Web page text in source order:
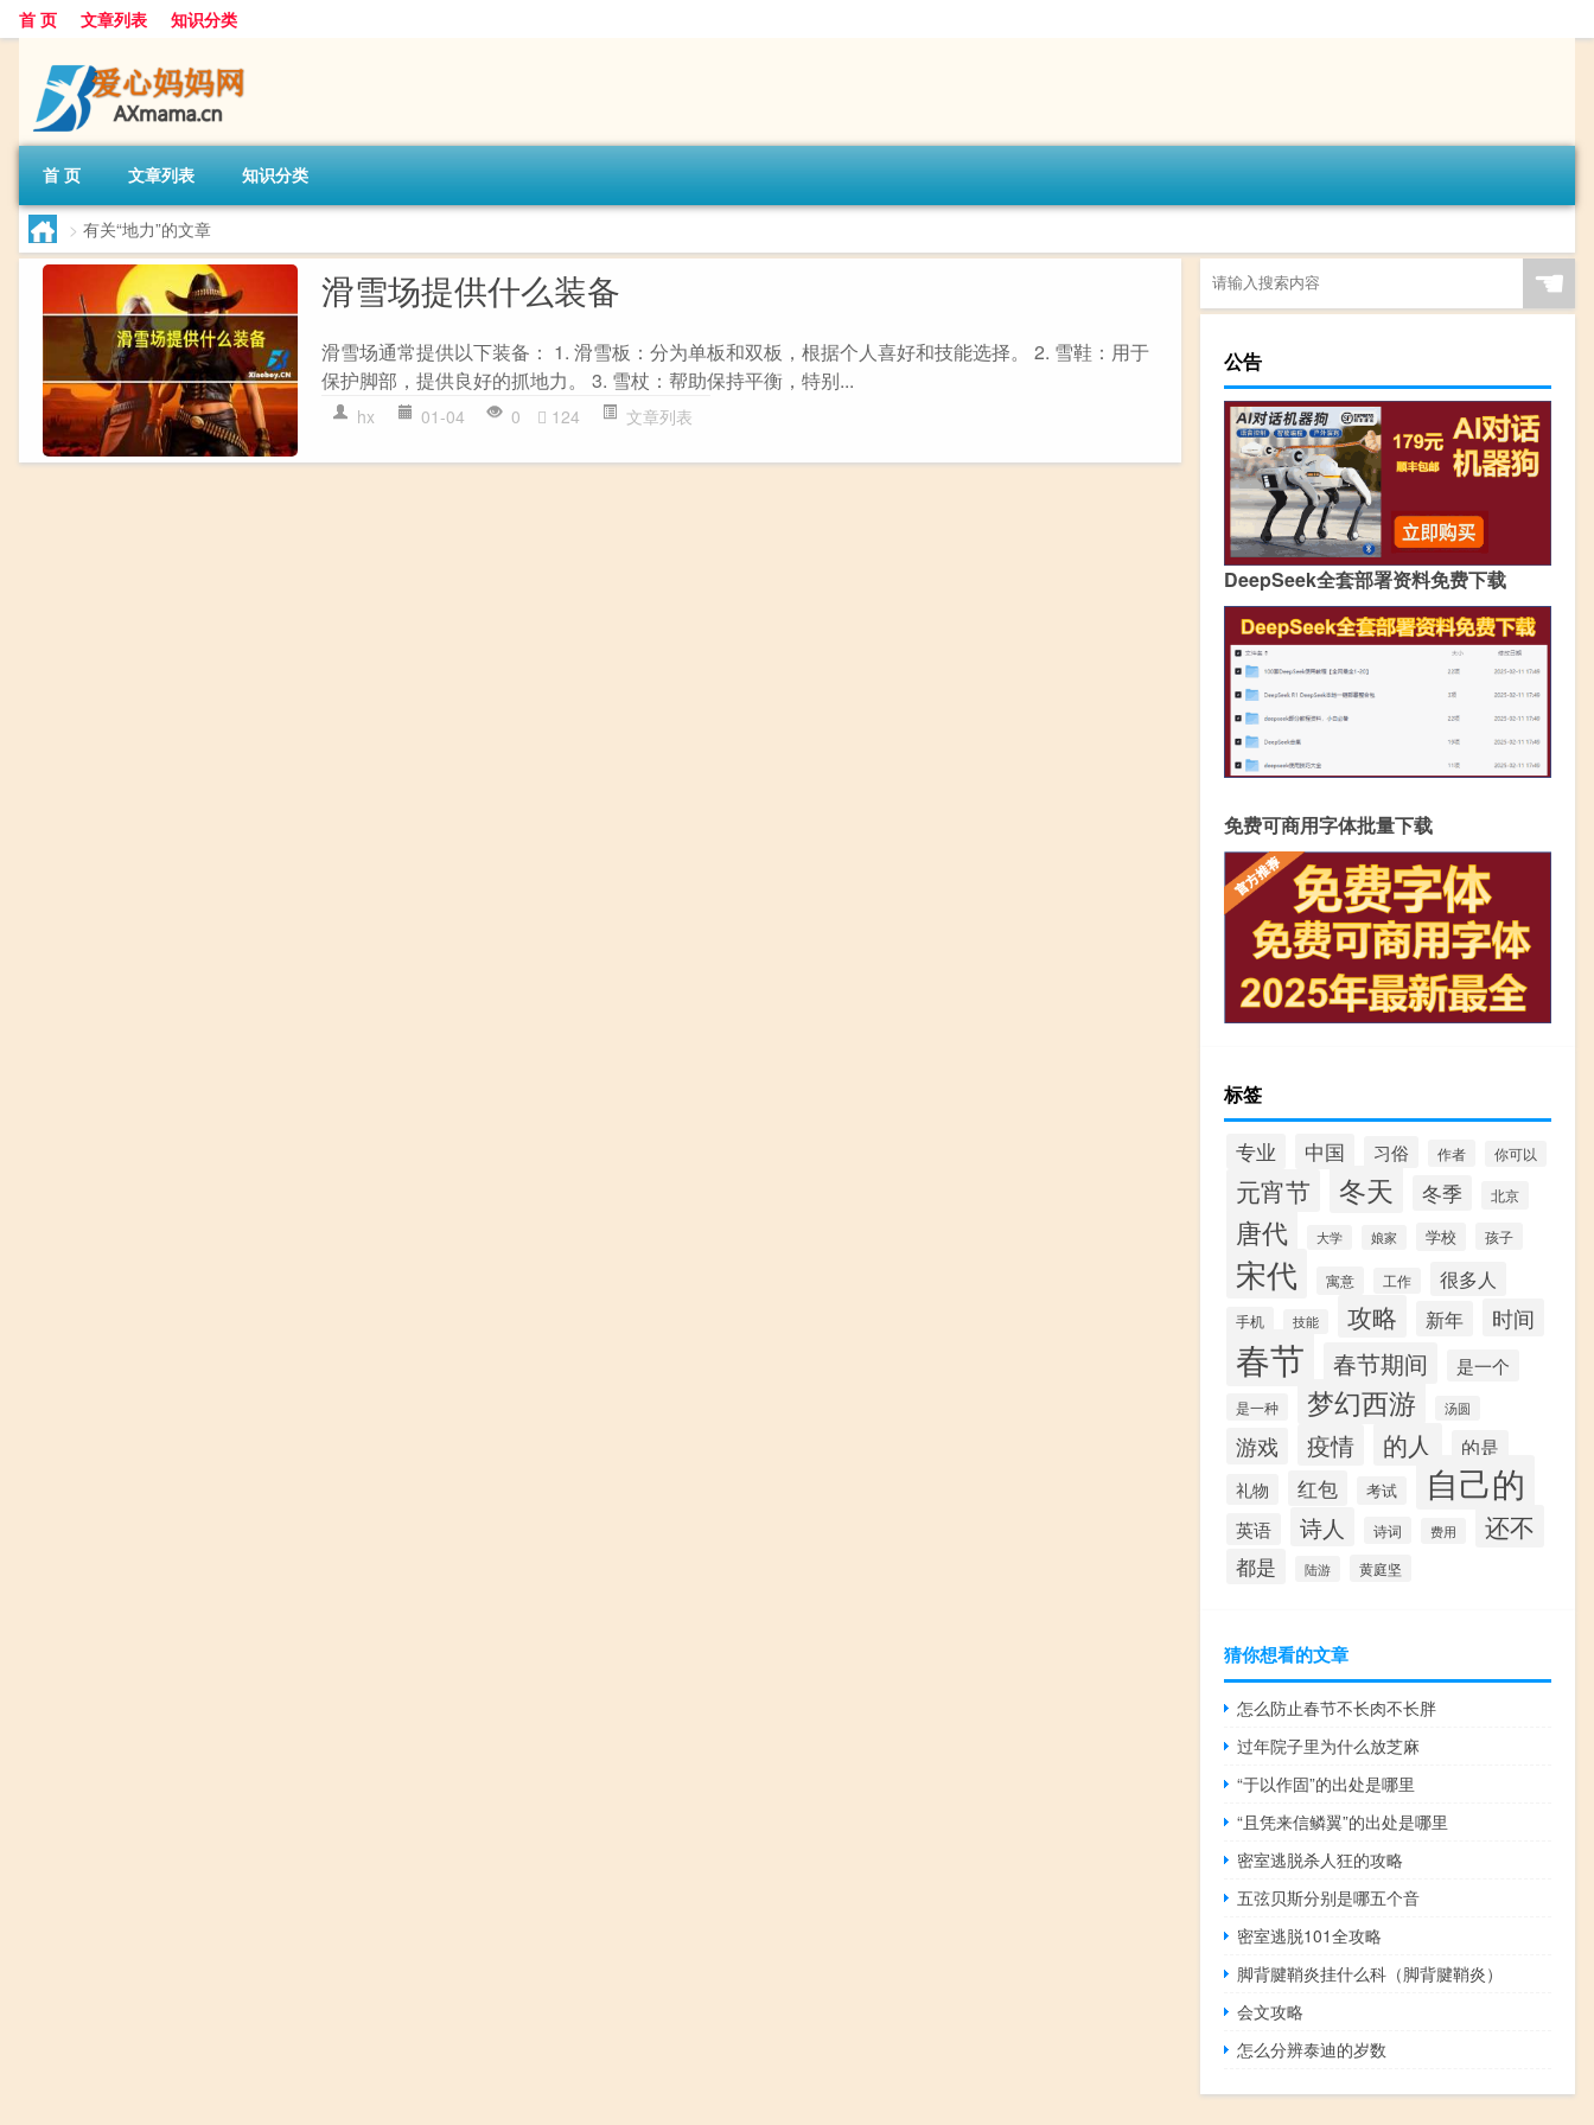
首 页 文章列表 知识分类
首 页 文章列表 知识分类
> 有关“地力”的文章
滑雪场提供什么装备
滑雪场通常提供以下装备： 1. 滑雪板：分为单板和双板，根据个人喜好和技能选择。 2. 雪鞋：用于
保护脚部，提供良好的抓地力。 3. 雪杖：帮助保持平衡，特别...
hx 01-04 0 124 文章列表
☚
公告
DeepSeek全套部署资料免费下载
免费可商用字体批量下载
标签
专业 中国 习俗 作者 你可以
元宵节 冬天 冬季 北京
唐代 大学 娘家 学校 孩子
宋代 寓意 工作 很多人
手机 技能 攻略 新年 时间
春节 春节期间 是一个
是一种 梦幻西游 汤圆
游戏 疫情 的人 的是
礼物 红包 考试 自己的
英语 诗人 诗词 费用 还不
都是 陆游 黄庭坚
猜你想看的文章
怎么防止春节不长肉不长胖
过年院子里为什么放芝麻
“于以作固”的出处是哪里
“且凭来信鳞翼”的出处是哪里
密室逃脱杀人狂的攻略
五弦贝斯分别是哪五个音
密室逃脱101全攻略
脚背腱鞘炎挂什么科（脚背腱鞘炎）
会文攻略
怎么分辨泰迪的岁数